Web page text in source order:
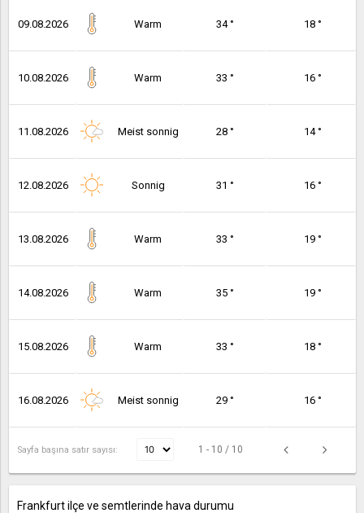
09.08.2026 Warm 34 ° 18 °
10.08.2026 Warm 33 ° 16 °
11.08.2026 Meist sonnig 28 ° 14 °
12.08.2026 Sonnig 31 ° 16 °
13.08.2026 Warm 33 ° 19 °
14.08.2026 Warm 35 ° 19 °
15.08.2026 Warm 33 ° 18 °
16.08.2026 Meist sonnig 29 ° 16 °
Sayfa başına satır sayısı: 1 - 10 / 10
Frankfurt ilçe ve semtlerinde hava durumu